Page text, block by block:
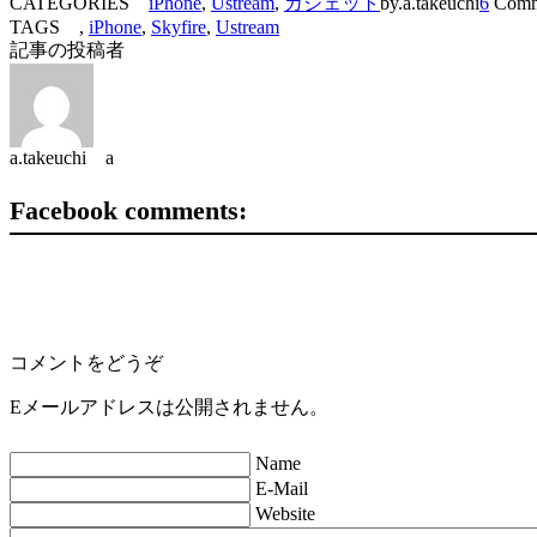
TAGS , iPhone, Skyfire, Ustream
記事の投稿者
a.takeuchi a
Facebook comments:
コメントをどうぞ
Eメールアドレスは公開されません。
Name
E-Mail
Website